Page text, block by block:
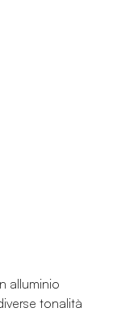
alluminio
tonalità